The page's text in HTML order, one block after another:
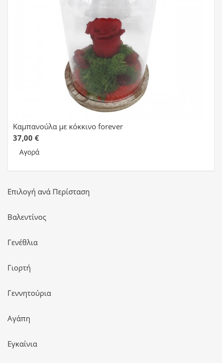
Καμπανούλα με κόκκινο forever
37,00 €
Αγορά
Επιλογή ανά Περίσταση
Βαλεντίνος
Γενέθλια
Γιορτή
Γεννητούρια
Αγάπη
Εγκαίνια